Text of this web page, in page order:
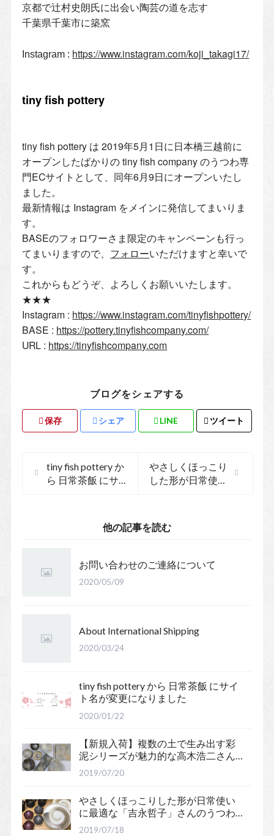
京都で辻村史朗氏に出会い陶芸の道を志す
千葉県千葉市に築窯
Instagram : https://www.instagram.com/koji_takagi17/
tiny fish pottery
tiny fish pottery は 2019年5月1日に日本橋三越前に
オープンしたばかりの tiny fish company のうつわ専
門ECサイトとして、同年6月9日にオープンいたし
ました。
最新情報は Instagram をメインに発信してまいりま
す。
BASEのフォロワーさま限定のキャンペーンも行っ
てまいりますので、 フォローいただけますと幸いで
す。
これからもどうぞ、よろしくお願いいたします。
★★★
Instagram : https://www.instagram.com/tinyfishpottery/
BASE : https://pottery.tinyfishcompany.com/
URL : https://tinyfishcompany.com
ブログをシェアする
保存 シェア LINE ツイート
tiny fish pottery か
ら 日常茶飯 にサ
やさしくほっこり
した形が日常使い
をご紹介
他の記事を読む
お問い合わせのご連絡について
2020/05/09
About International Shipping
2020/03/24
tiny fish pottery から 日常茶飯 にサイ
ト名が変更になりました
2020/01/22
【新規入荷】複数の土で生み出す彩
泥シリーズが魅力的な高木浩二さん
の彩泥厚皿をご紹介
2019/07/20
やさしくほっこりした形が日常使い
に最適な「吉永哲子」さんのうつわ
をご紹介
2019/07/18